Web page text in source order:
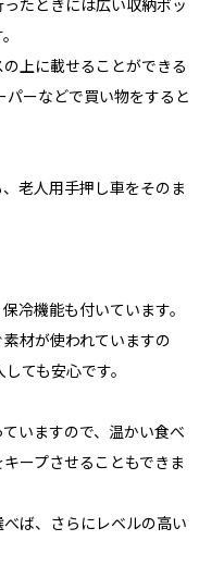
たときには広い収納ボッ
上に載せることができる
パーなどで買い物をすると
老人用手押し車をそのま
冷機能も付いています。
材が使われていますの
ても安心です。
いますので、温かい食べ
ープさせることもできま
ば、さらにレベルの高い